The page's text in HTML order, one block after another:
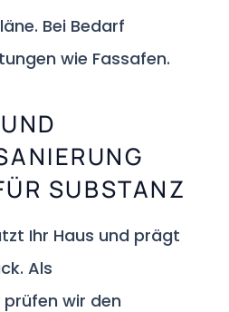
Bei Bedarf
wie Fassafen.
SUBSTANZ
Ihr Haus und prägt
Als
wir den